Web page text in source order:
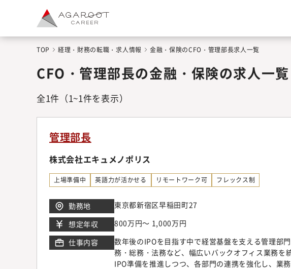
TOP 経理・財務の転職・求人情報 金融・保険のCFO・管理部長求人一覧
CFO・管理部長の金融・保険の求人一覧
全1件 （1~1件を表示）
管理部長
株式会社エキュメノポリス
上場準備中 英語力が活かせる リモートワーク可 フレックス制
勤務地
東京都新宿区早稲田町27
想定年収
800万円～ 1,000万円
仕事内容
数年後のIPOを目指す中で経営基盤を支える管理部
務・総務・法務など、幅広いバックオフィス業務を
IPO準備を推進しつつ、各部門の連携を強化し、業